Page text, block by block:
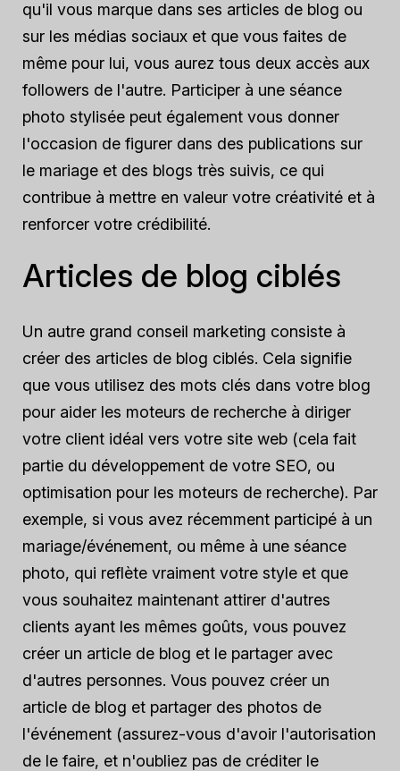
qu'il vous marque dans ses articles de blog ou
sur les médias sociaux et que vous faites de
même pour lui, vous aurez tous deux accès aux
followers de l'autre. Participer à une séance
photo stylisée peut également vous donner
l'occasion de figurer dans des publications sur
le mariage et des blogs très suivis, ce qui
contribue à mettre en valeur votre créativité et à
renforcer votre crédibilité.
Articles de blog ciblés
Un autre grand conseil marketing consiste à
créer des articles de blog ciblés. Cela signifie
que vous utilisez des mots clés dans votre blog
pour aider les moteurs de recherche à diriger
votre client idéal vers votre site web (cela fait
partie du développement de votre SEO, ou
optimisation pour les moteurs de recherche). Par
exemple, si vous avez récemment participé à un
mariage/événement, ou même à une séance
photo, qui reflète vraiment votre style et que
vous souhaitez maintenant attirer d'autres
clients ayant les mêmes goûts, vous pouvez
créer un article de blog et le partager avec
d'autres personnes. Vous pouvez créer un
article de blog et partager des photos de
l'événement (assurez-vous d'avoir l'autorisation
de le faire, et n'oubliez pas de créditer le